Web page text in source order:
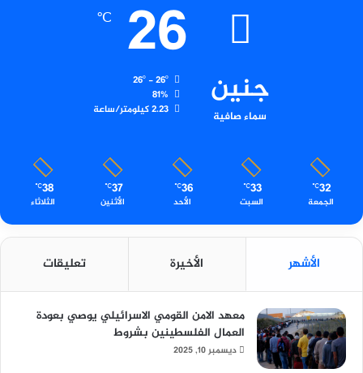
جنين
سماء صافية
26
℃
26º - 26º
81%
2.23 كيلومتر/ساعة
32
℃
الجمعة
33
℃
السبت
36
℃
الأحد
37
℃
الأثنين
38
℃
الثلاثاء
الأشهر الأخيرة تعليقات
معهد الامن القومي الاسرائيلي يوصي بعودة
العمال الفلسطينين بشروط
ديسمبر 10, 2025